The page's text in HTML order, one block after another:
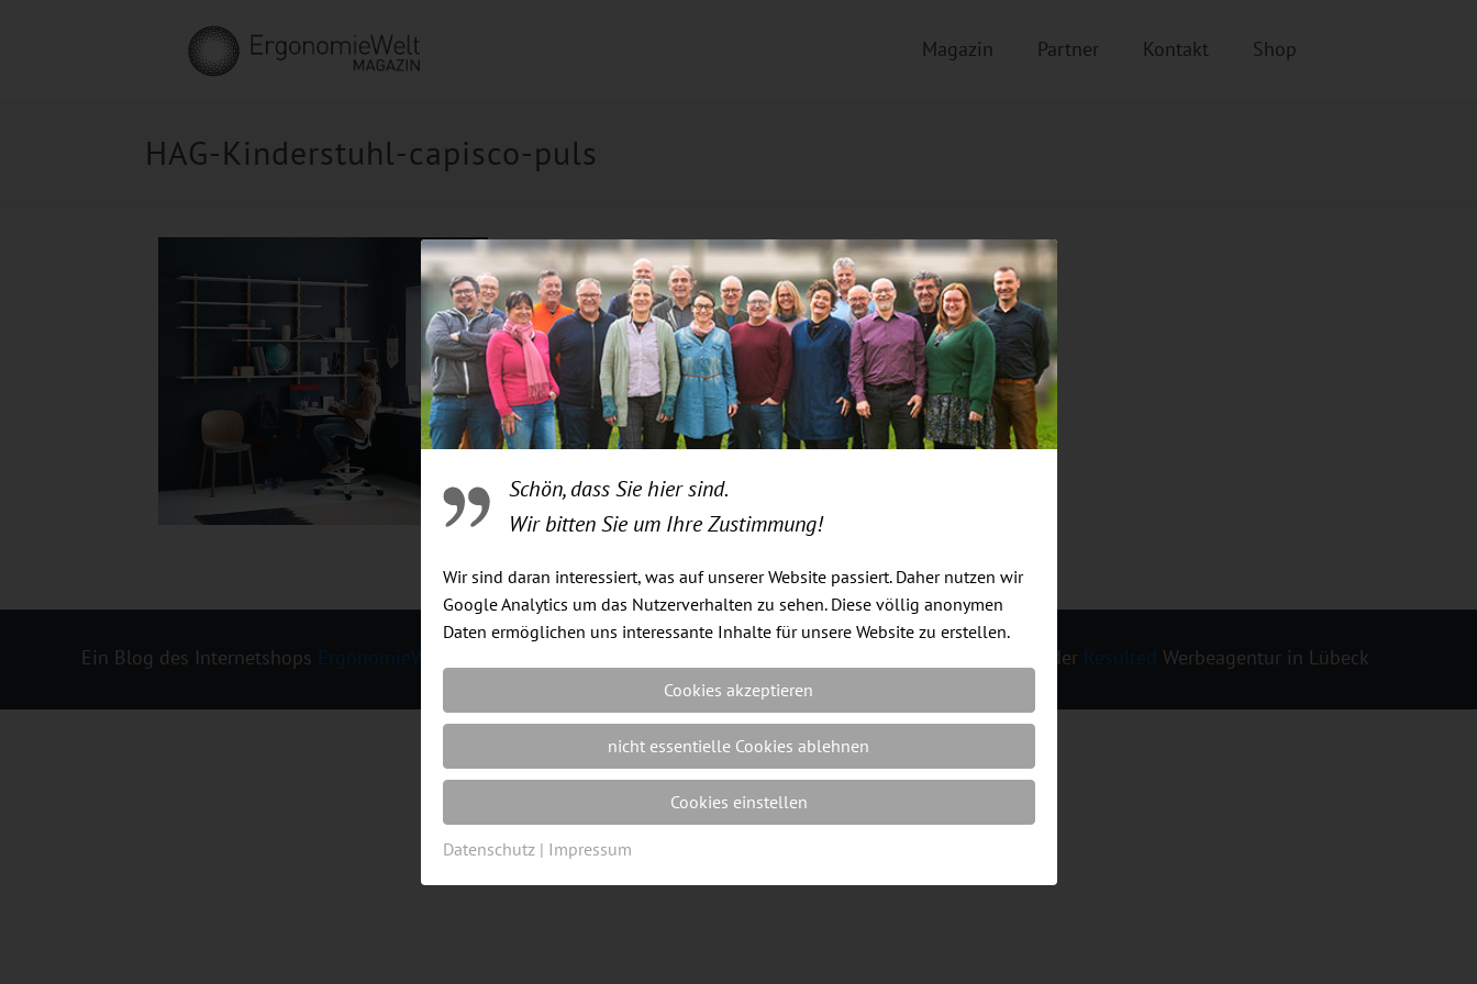
Magazin Partner Kontakt Shop
HAG-Kinderstuhl-capisco-puls
Ein Blog des Internetshops ErgonomieWelt.de | Webdesign von der Resulted Werbeagentur in Lübeck
Schön, dass Sie hier sind.
Wir bitten Sie um Ihre Zustimmung!
Wir sind daran interessiert, was auf unserer Website passiert. Daher nutzen wir
Google Analytics um das Nutzerverhalten zu sehen. Diese völlig anonymen
Daten ermöglichen uns interessante Inhalte für unsere Website zu erstellen.
Cookies akzeptieren
nicht essentielle Cookies ablehnen
Cookies einstellen
Datenschutz| Impressum